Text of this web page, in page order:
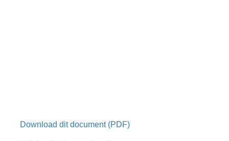
Download dit document (PDF)